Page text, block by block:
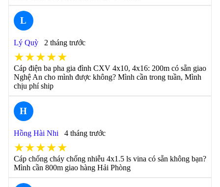
L
Lý Quỳ 2 tháng trước
★★★★★
Cáp điện ba pha gia đình CXV 4x10, 4x16: 200m có sẵn giao
Nghệ An cho mình được không? Mình cần trong tuần, Mình
chịu phí ship
H
Hồng Hài Nhi 4 tháng trước
★★★★★
Cáp chống cháy chống nhiễu 4x1.5 ls vina có sẵn không bạn?
Mình cần 800m giao hàng Hải Phòng